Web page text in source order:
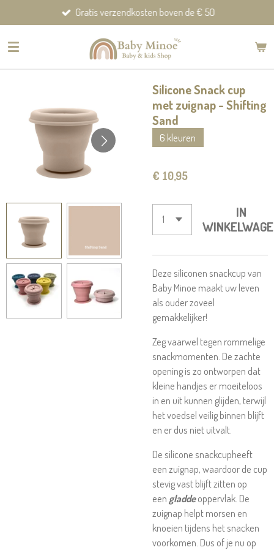
direct
naar
Gratis verzendkosten boven de € 50
Silicone Snack cup
met zuignap - Shifting
Sand
6 kleuren
€ 10,95
IN
Deze siliconen snackcup van
Baby Minoe maakt uw leven
als ouder zoveel
gemakkelijker!
Zeg vaarwel tegen rommelige
snackmomenten. De zachte
opening is zo ontworpen dat
kleine handjes er moeiteloos
in en uit kunnen glijden, terwijl
het voedsel veilig binnen blijft
en er dus niet uitvalt.
De silicone snackcupheeft
een zuignap, waardoor de cup
stevig vast blijft zitten op
een gladdeoppervlak. De
zuignap helpt morsen en
knoeien tijdens het snacken
voorkomen. Dus of je nu op